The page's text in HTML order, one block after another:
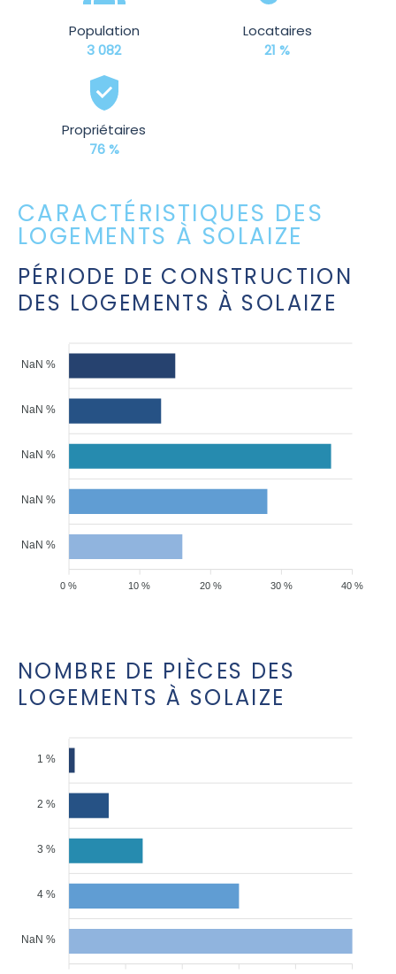
Population
3 082
Locataires
21 %
Propriétaires
76 %
CARACTÉRISTIQUES DES
LOGEMENTS À SOLAIZE
PÉRIODE DE CONSTRUCTION
DES LOGEMENTS À SOLAIZE
NaN %
NaN %
NaN %
NaN %
NaN %
40 %
30 %
20 %
10 %
0 %
NOMBRE DE PIÈCES DES
LOGEMENTS À SOLAIZE
1 %
2 %
3 %
4 %
NaN %